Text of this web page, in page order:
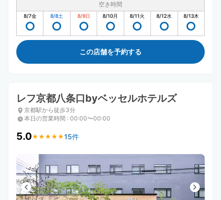
空き時間
8/7金 8/8土 8/9日 8/10月 8/11火 8/12水 8/13木
この店舗を予約する
レフ京都八条口byベッセルホテルズ
京都駅から徒歩3分
本日の営業時間 : 00:00〜00:00
5.0★ ★ ★ ★ ★
★ ★ ★ ★ ★15件